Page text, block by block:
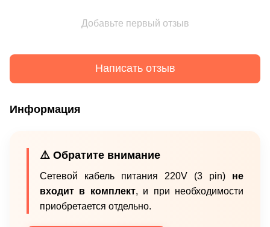
Добавьте первый отзыв
Написать отзыв
Информация
⚠️ Обратите внимание
Сетевой кабель питания 220V (3 pin) не
входит в комплект, и при необходимости
приобретается отдельно.